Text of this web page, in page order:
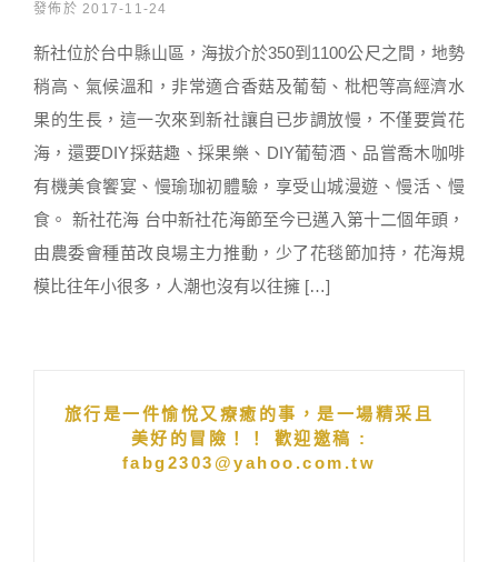
發佈於 2017-11-24
新社位於台中縣山區，海拔介於350到1100公尺之間，地勢
稍高、氣候溫和，非常適合香菇及葡萄、枇杷等高經濟水
果的生長，這一次來到新社讓自已步調放慢，不僅要賞花
海，還要DIY採菇趣、採果樂、DIY葡萄酒、品嘗喬木咖啡
有機美食饗宴、慢瑜珈初體驗，享受山城漫遊、慢活、慢
食。 新社花海 台中新社花海節至今已邁入第十二個年頭，
由農委會種苗改良場主力推動，少了花毯節加持，花海規
模比往年小很多，人潮也沒有以往擁 […]
旅行是一件愉悅又療癒的事，是一場精采且
美好的冒險！！ 歡迎邀稿 :
fabg2303@yahoo.com.tw